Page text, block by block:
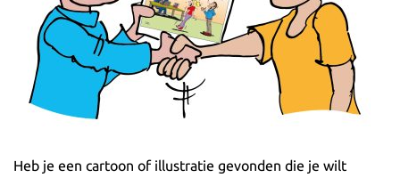
Heb je een cartoon of illustratie gevonden die je wilt